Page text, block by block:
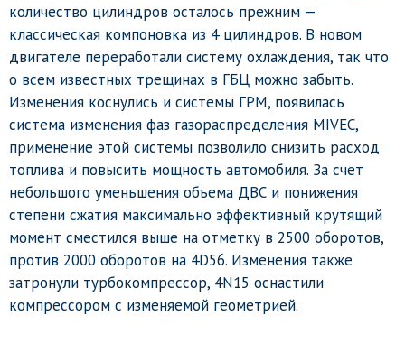
количество цилиндров осталось прежним —
классическая компоновка из 4 цилиндров. В новом
двигателе переработали систему охлаждения, так что
о всем известных трещинах в ГБЦ можно забыть.
Изменения коснулись и системы ГРМ, появилась
система изменения фаз газораспределения MIVEC,
применение этой системы позволило снизить расход
топлива и повысить мощность автомобиля. За счет
небольшого уменьшения объема ДВС и понижения
степени сжатия максимально эффективный крутящий
момент сместился выше на отметку в 2500 оборотов,
против 2000 оборотов на 4D56. Изменения также
затронули турбокомпрессор, 4N15 оснастили
компрессором с изменяемой геометрией.